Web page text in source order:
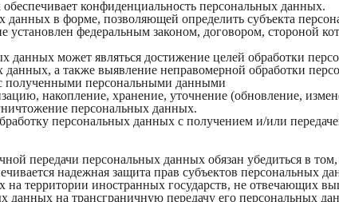
конфиденциальность персональных данных.
данных в форме, позволяющей определить субъекта
федеральным законом, договором, стороной
может являться достижение целей обработки
данных, а также выявление неправомерной обработки
полученными персональными данными
накопление, хранение, уточнение (обновление,
персональных данных.
персональных данных с получением и/или
передачи персональных данных обязан убедиться в
надежная защита прав субъектов персональных
на территории иностранных государств, не отвечающих
данных на трансграничную передачу его персональных